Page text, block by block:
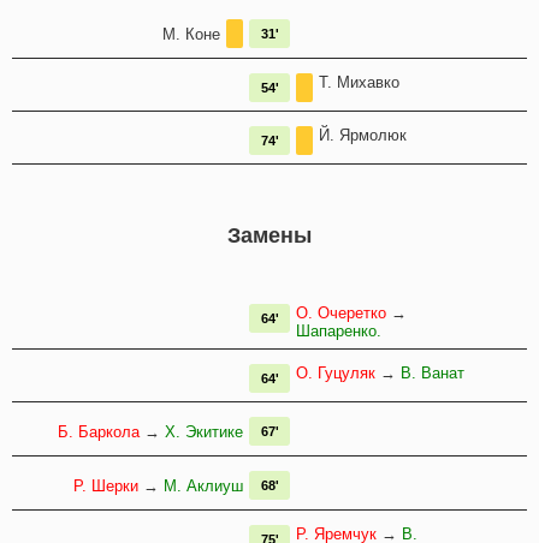
М. Коне 31'
Т. Михавко
54'
Й. Ярмолюк
74'
Замены
О. Очеретко →
Шапаренко.
64'
О. Гуцуляк → В. Ванат
64'
Б. Баркола→ Х. Экитике 67'
Р. Шерки → М. Аклиуш 68'
Р. Яремчук → В.
75'